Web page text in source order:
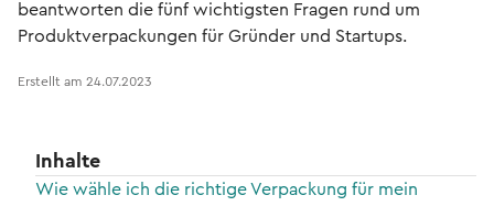
beantworten die fünf wichtigsten Fragen rund um
Produktverpackungen für Gründer und Startups.
Erstellt am 24.07.2023
Inhalte
Wie wähle ich die richtige Verpackung für mein